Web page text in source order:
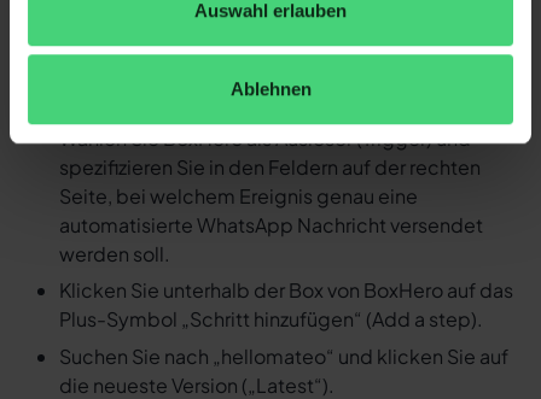
Auswahl erlauben
Ablehnen
Nachricht versenden
erstellen Sie einen neuen Zap.
Wählen Sie BoxHero als Auslöser (Trigger) und
spezifizieren Sie in den Feldern auf der rechten
Seite, bei welchem Ereignis genau eine
automatisierte WhatsApp Nachricht versendet
werden soll.
Klicken Sie unterhalb der Box von BoxHero auf das
Plus-Symbol „Schritt hinzufügen“ (Add a step).
Suchen Sie nach „hellomateo“ und klicken Sie auf
die neueste Version („Latest“).